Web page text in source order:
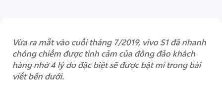
Vừa ra mắt vào cuối tháng 7/2019, vivo S1 đã nhanh
chóng chiếm được tình cảm của đông đảo khách
hàng nhờ 4 lý do đặc biệt sẽ được bật mí trong bài
viết bên dưới.